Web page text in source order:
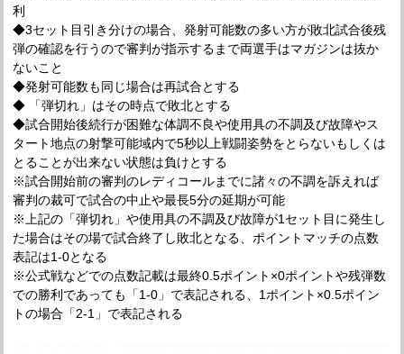
利
◆3セット目引き分けの場合、発射可能数の多い方が敗北試合後残
弾の確認を行うので審判が指示するまで両選手はマガジンは抜か
ないこと
◆発射可能数も同じ場合は再試合とする
◆ 「弾切れ」はその時点で敗北とする
◆試合開始後続行が困難な体調不良や使用具の不調及び故障やス
タート地点の射撃可能域内で5秒以上戦闘姿勢をとらないもしくは
とることが出来ない状態は負けとする
※試合開始前の審判のレディコールまでに諸々の不調を訴えれば
審判の裁可で試合の中止や最長5分の延期が可能
※上記の「弾切れ」や使用具の不調及び故障が1セット目に発生し
た場合はその場で試合終了し敗北となる、ポイントマッチの点数
表記は1‐0となる
※公式戦などでの点数記載は最終0.5ポイント×0ポイントや残弾数
での勝利であっても「1-0」で表記される、1ポイント×0.5ポイン
トの場合「2-1」で表記される